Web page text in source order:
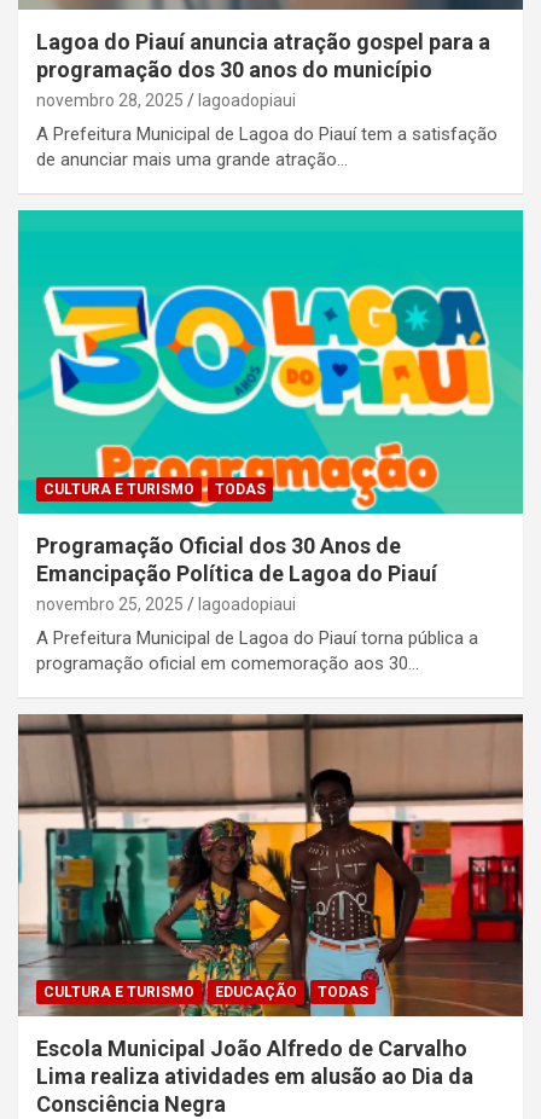
Lagoa do Piauí anuncia atração gospel para a
programação dos 30 anos do município
novembro 28, 2025 lagoadopiaui
A Prefeitura Municipal de Lagoa do Piauí tem a satisfação
de anunciar mais uma grande atração…
CULTURA E TURISMO TODAS
Programação Oficial dos 30 Anos de
Emancipação Política de Lagoa do Piauí
novembro 25, 2025 lagoadopiaui
A Prefeitura Municipal de Lagoa do Piauí torna pública a
programação oficial em comemoração aos 30…
CULTURA E TURISMO EDUCAÇÃO TODAS
Escola Municipal João Alfredo de Carvalho
Lima realiza atividades em alusão ao Dia da
Consciência Negra